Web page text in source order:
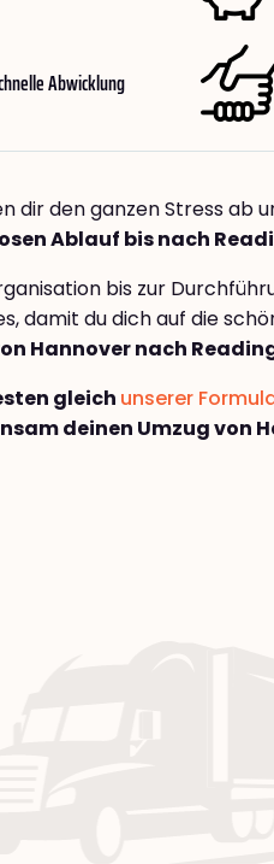
Abwicklung
dir den ganzen Stress ab
Ablauf bis nach
bis zur
damit du dich auf die
Hannover nach
gleich unserer
deinen Umzug von